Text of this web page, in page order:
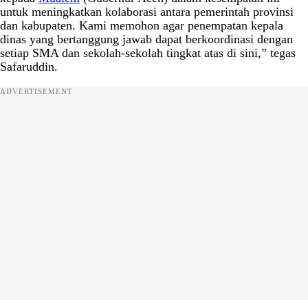
untuk meningkatkan kolaborasi antara pemerintah provinsi
dan kabupaten. Kami memohon agar penempatan kepala
dinas yang bertanggung jawab dapat berkoordinasi dengan
setiap SMA dan sekolah-sekolah tingkat atas di sini,” tegas
Safaruddin.
ADVERTISEMENT